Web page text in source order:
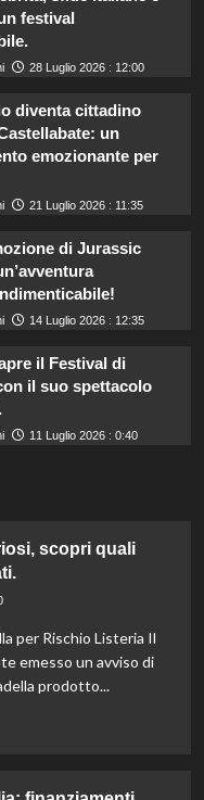
festival
28 Luglio 2026 : 12:00
diventa cittadino
un
emozionante per
21 Luglio 2026 : 11:35
di Jurassic
14 Luglio 2026 : 12:35
il Festival di
il suo spettacolo
11 Luglio 2026 : 0:40
scopri quali
per Rischio Listeria Il
emesso un avviso di
prodotto...